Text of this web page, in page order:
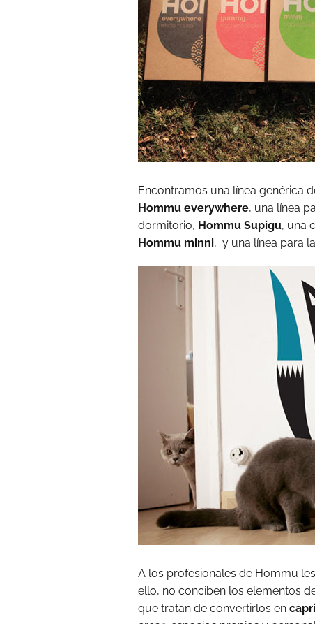
Encontramos una línea genérica
Hommu everywhere, una línea
dormitorio, Hommu Supigu, una
Hommu minni, y una línea para
A los profesionales de Hommu
ello, no conciben los elementos
que tratan de convertirlos en